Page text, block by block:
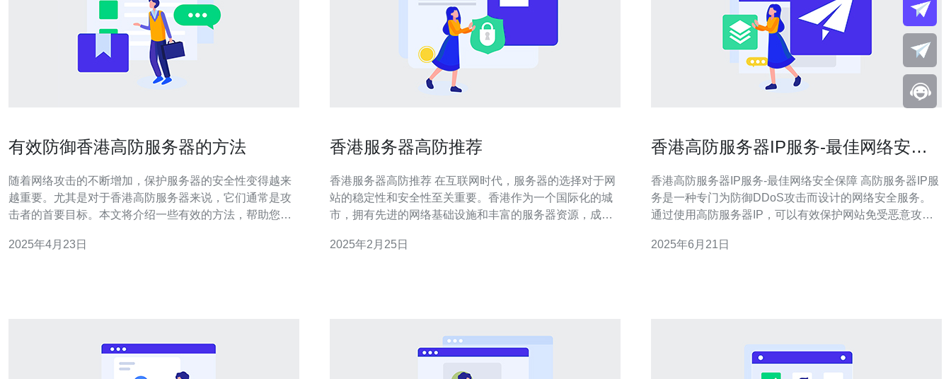
有效防御香港高防服务器的方法
随着网络攻击的不断增加，保护服务器的安全性变得越来
越重要。尤其是对于香港高防服务器来说，它们通常是攻
击者的首要目标。本文将介绍一些有效的方法，帮助您保
是非常重要的。提供定期的培训，教育员工如何识别和应
2025年4月23日
香港服务器高防推荐
香港服务器高防推荐 在互联网时代，服务器的选择对于网
站的稳定性和安全性至关重要。香港作为一个国际化的城
市，拥有先进的网络基础设施和丰富的服务器资源，成为
推荐的香港服务器高防产品，帮助您选择适合自己需求的
2025年2月25日
香港高防服务器IP服务-最佳网络安全
香港高防服务器IP服务-最佳网络安全保障 高防服务器IP服
务是一种专门为防御DDoS攻击而设计的网络安全服务。
通过使用高防服务器IP，可以有效保护网站免受恶意攻
有优越的网络基础设施和高质量的网络服务提供商。选择
2025年6月21日